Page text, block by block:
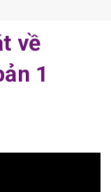
về
1